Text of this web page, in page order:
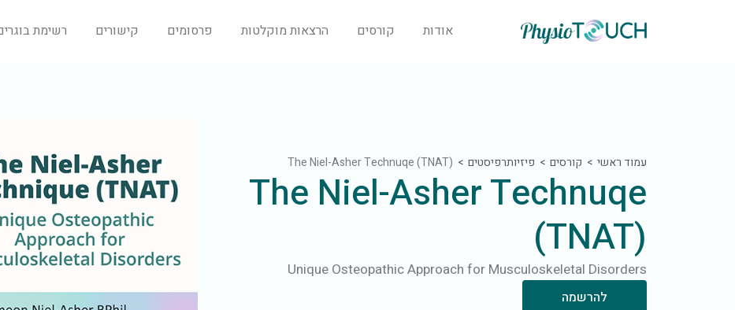
אודות קורסים הרצאות מוקלטות פרסומים קישורים רשימת
עמוד ראשי קורסים פיזיותרפיסטים The Niel-Asher Technuqe (TNAT)
The Niel-Asher Technuqe
(TNAT)
Unique Osteopathic Approach for Musculoskeletal Disorders
להרשמה